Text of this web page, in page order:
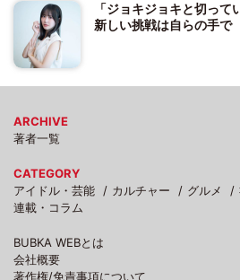
「ジョキジョキと切って
新しい挑戦は自らの手で
ARCHIVE
著者一覧
CATEGORY
アイドル・芸能
カルチャー グルメ
連載・コラム
BUBKA WEBとは
会社概要
著作権/免責事項について